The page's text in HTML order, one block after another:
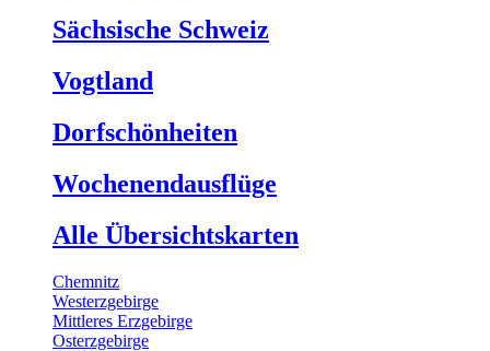
Sächsische Schweiz
Vogtland
Dorfschönheiten
Wochenendausflüge
Alle Übersichtskarten
Chemnitz
Westerzgebirge
Mittleres Erzgebirge
Osterzgebirge